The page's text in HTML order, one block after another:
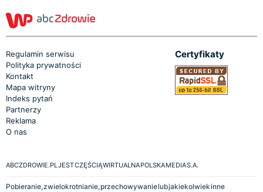
Regulamin serwisu
Polityka prywatności
Kontakt
Mapa witryny
Indeks pytań
Partnerzy
Reklama
O nas
Certyfikaty
ABCZDROWIE.PL JEST CZĘŚCIĄ WIRTUALNA POLSKA MEDIA S.A.
Pobieranie, zwielokrotnianie, przechowywanie lub jakiekolwiek inne